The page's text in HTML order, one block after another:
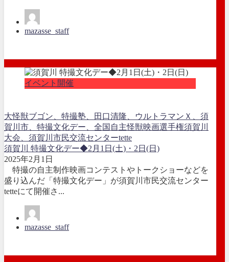
mazasse_staff
イベント開催
大怪獣ブゴン、 特撮塾、田口清隆、ウルトラマンＸ、 須
賀川市、特撮文化デー、全国自主怪獣映画選手権須賀川
大会、 須賀川市民交流センターtette
須賀川 特撮文化デー◆2月1日(土)・2日(日)
2025年2月1日
特撮の自主制作映画コンテストやトークショーなどを
盛り込んだ「特撮文化デー」が須賀川市民交流センター
tetteにて開催さ...
mazasse_staff